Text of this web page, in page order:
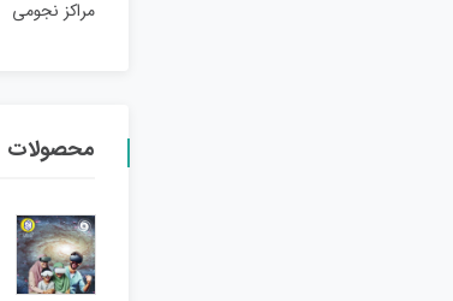
مراکز نجومی
محصولات